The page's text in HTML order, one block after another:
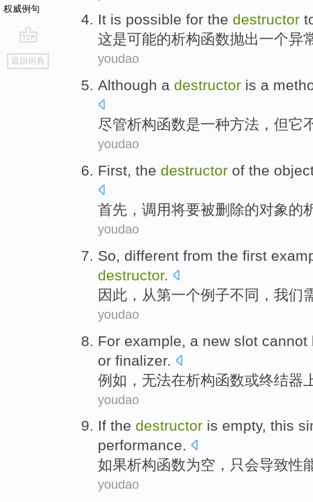
权威例句
go
top
返回词典
It is possible for the destructor
这是可能的析构函数抛出一个异
youdao
Although a destructor is a
尽管析构函数是一种方法 ， 但它
youdao
First, the destructor of the
首先 ， 调用将要被删除的对象的
youdao
So, different from the first
destructor.
因此 ， 从第一个例子不同 ， 我们
youdao
For example a new slot cannot
or finalizer.
例如 ， 无法在析构函数或终结器
youdao
If the destructor is empty, this
performance.
如果析构函数为空 ， 只会导致性
youdao